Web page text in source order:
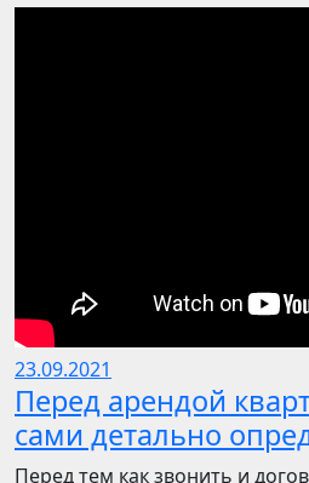
23.09.2021
Перед арендой
сами детально
Перед тем как звонить и